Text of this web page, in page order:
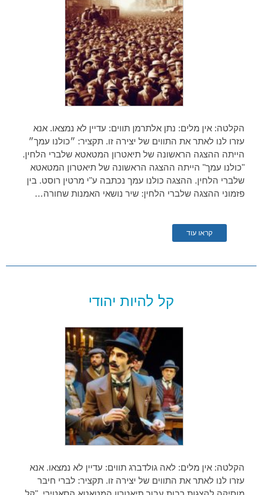
הקלטה: אין מלים: נתן אלתרמן תווים: עדיין לא נמצאו. אנא
עזרו לנו לאתר את התווים של יצירה זו. תקציר: ״כולנו עמך״
הייתה ההצגה הראשונה של תיאטרון המטאטא שלברי הלחין.
"כולנו עמך" הייתה ההצגה הראשונה של תיאטרון המטאטא
שלברי הלחין. ההצגה כולנו עמך נכתבה ע"י מרטין רוסט. בין
פזמוני ההצגה שלברי הלחין: שיר נושאי האמנות שחורה…
קראו עוד
קל להיות יהודי
הקלטה: אין מלים: לאה גולדברג תווים: עדיין לא נמצאו. אנא
עזרו לנו לאתר את התווים של יצירה זו. תקציר: לברי חיבר